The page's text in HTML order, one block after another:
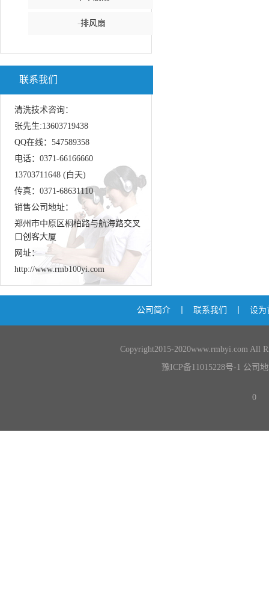
-排风扇
联系我们
清洗技术咨询：
张先生:13603719438
QQ在线：547589358
电话：0371-66166660
13703711648 (白天)
传真：0371-68631110
销售公司地址：
郑州市中原区桐柏路与航海路交叉
口创客大厦
网址：
http://www.rmb100yi.com
公司简介 联系我们 设为
Copyright2015-2020www.rmbyi.com All
豫ICP备11015228号-1 公司
0